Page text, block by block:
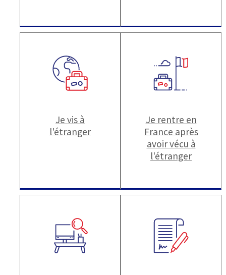
Je vis à
l'étranger
Je rentre en
France après
avoir vécu à
l'étranger